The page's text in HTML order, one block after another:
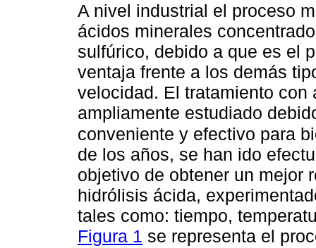
A nivel industrial el proceso
ácidos minerales
sulfúrico, debido a que es el
ventaja frente a los demás
velocidad. El tratamiento
ampliamente estudiado
conveniente y efectivo para
de los años, se han ido
objetivo de obtener un mejor
hidrólisis ácida,
tales como: tiempo,
Figura 1 se representa el